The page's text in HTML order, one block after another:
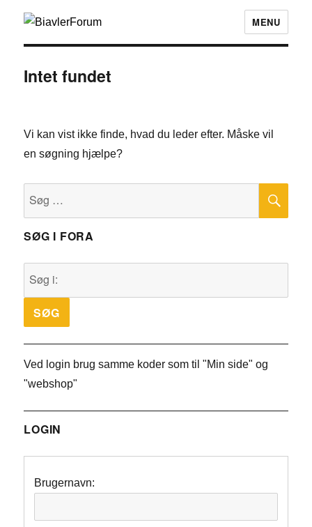
MENU
Intet fundet
Vi kan vist ikke finde, hvad du leder efter. Måske vil
en søgning hjælpe?
SØG I FORA
Ved login brug samme koder som til "Min side" og
"webshop"
LOGIN
Brugernavn: